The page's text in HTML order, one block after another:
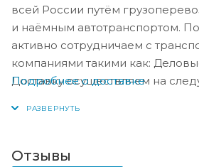
всей России путём
и наёмным автотранспортом.
активно сотрудничаем с
компаниями такими как:
Доставку осуществляем на
Подробнее о доставке
Отзывы